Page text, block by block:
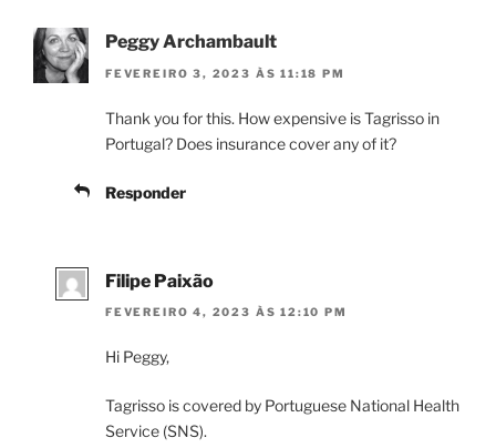
Peggy Archambault
FEVEREIRO 3, 2023 ÀS 11:18 PM
Thank you for this. How expensive is Tagrisso in
Portugal? Does insurance cover any of it?
Responder
Filipe Paixão
FEVEREIRO 4, 2023 ÀS 12:10 PM
Hi Peggy,
Tagrisso is covered by Portuguese National Health
Service (SNS).